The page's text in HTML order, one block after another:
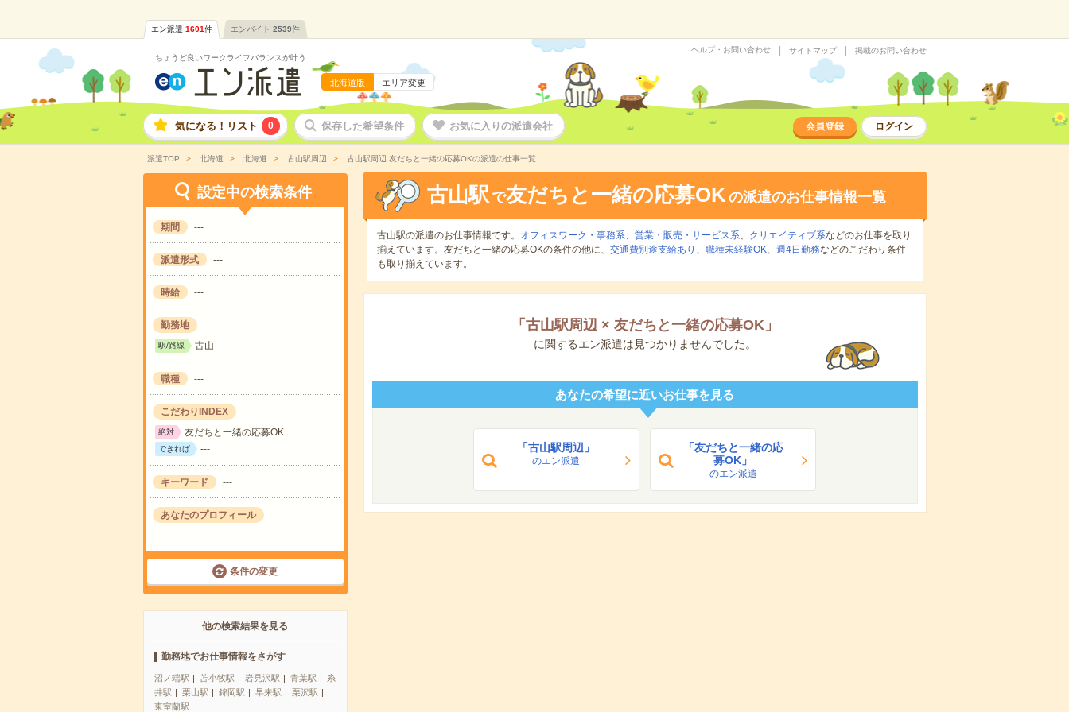
エン派遣 1601件 エンバイト 2539件
ちょうど良いワークライフバランスが叶う
北海道版 エリア変更
ヘルプ・お問い合わせ サイトマップ 掲載のお問い合わせ
気になる！リスト 0 保存した希望条件 お気に入りの派遣会社 会員登録 ログイン
派遣TOP 北海道 北海道 古山駅周辺 古山駅周辺 友だちと一緒の応募OKの派遣の仕事一覧
設定中の検索条件
期間 ---
派遣形式 ---
時給 ---
勤務地
駅/路線 古山
職種 ---
こだわりINDEX
絶対 友だちと一緒の応募OK
できれば ---
キーワード ---
あなたのプロフィール
---
条件の変更
他の検索結果を見る
勤務地でお仕事情報をさがす
沼ノ端駅 苫小牧駅 岩見沢駅 青葉駅
糸
井駅
栗山駅 錦岡駅 早来駅
栗沢駅
東室蘭駅
古山駅 で友だちと一緒の応募OKの派遣のお仕事情報一覧
古山駅の派遣のお仕事情報です。 オフィスワーク・事務系、 営業・販売・サービス系、 クリエイティブ系などのお仕事を取り
揃えています。友だちと一緒の応募OKの条件の他に、 交通費別途支給あり 、 職種未経験OK、 週4日勤務などのこだわり条件
も取り揃えています。
「 古山駅周辺× 友だちと一緒の応募OK」
に関するエン派遣は見つかりませんでした。
あなたの希望に近いお仕事を見る
「古山駅周辺」
のエン派遣
「友だちと一緒の応
募OK」
のエン派遣